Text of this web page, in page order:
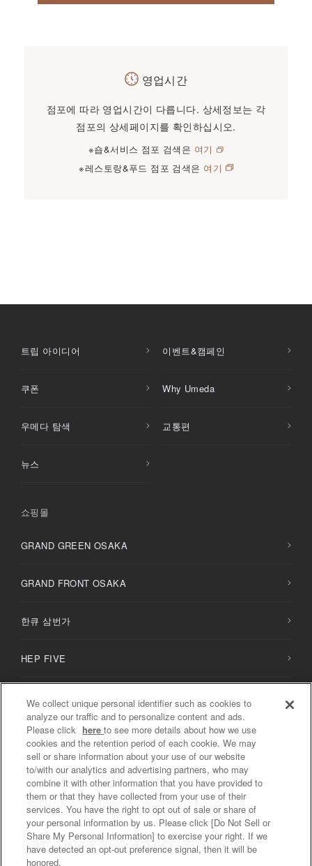
영업시간
점포에 따라 영업시간이 다릅니다. 상세정보는 각
점포의 상세페이지를 확인하십시오.
※숍&서비스 점포 검색은 여기
※레스토랑&푸드 점포 검색은 여기
트립 아이디어 이벤트&캠페인
쿠폰 Why Umeda
우메다 탐색 교통편
뉴스
쇼핑몰
GRAND GREEN OSAKA
GRAND FRONT OSAKA
한큐 삼번가
HEP FIVE
NUchayamachi /NUchayamachi PLUS
디아모르 오사카
개인정보처리방침 / 소셜미디어 방침
Do Not Sell or Share My Personal Information
We collect unique personal identifier such as cookies to
analyze our traffic and to personalize content and ads.
Please click hereto see more details about how we use
cookies and the retention period of each cookie. We may
sell or share information about your use of our website
to/with our analytics and advertising partners, who may
combine it with other information that you have provided to
them or that they have collected from your use of their
services. You have the right to opt out of sale or share of
your personal information by us. Please click [Do Not Sell or
Share My Personal Information] to exercise your right. If we
have detected an opt-out preference signal, then it will be
honored.